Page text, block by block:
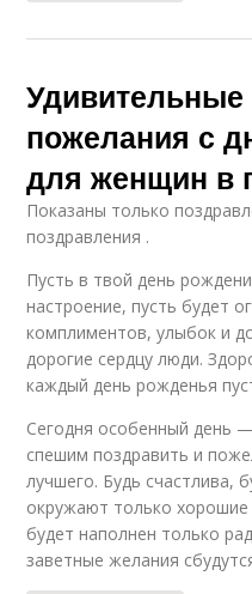
Удивительные
пожелания с
для женщин в
Показаны только
поздравления .
Пусть в твой день
настроение, пусть будет
комплиментов, улыбок и
дорогие сердцу люди.
каждый день рожденья
Сегодня особенный день
спешим поздравить и
лучшего. Будь счастлива,
окружают только
будет наполнен только
заветные желания